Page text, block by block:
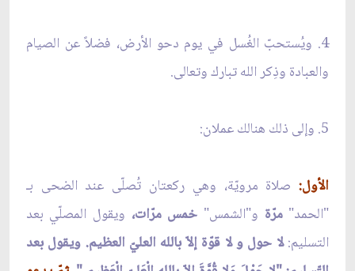
4. ويُستحبّ الغُسل في يوم دحو الأرض، فضلاً عن الصيام
والعبادة وذِكر الله تبارك وتعالى.
5. وإلى ذلك هنالك عملان:
الأول: صلاة مرويّة، وهي ركعتان تُصلّى عند الضحى بـ
"الحمد"مرّة و"الشمس" خمس مرّات، ويقول المصلّي بعد
التسليم:لا حول و لا قوّة إلاّ بالله العليّ العظيم. ويقول بعد